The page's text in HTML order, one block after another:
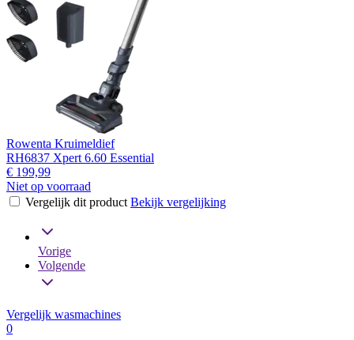
Rowenta Kruimeldief
RH6837 Xpert 6.60 Essential
€ 199,99
Niet op voorraad
Vergelijk dit product Bekijk vergelijking
Vorige
Volgende
Vergelijk wasmachines
0